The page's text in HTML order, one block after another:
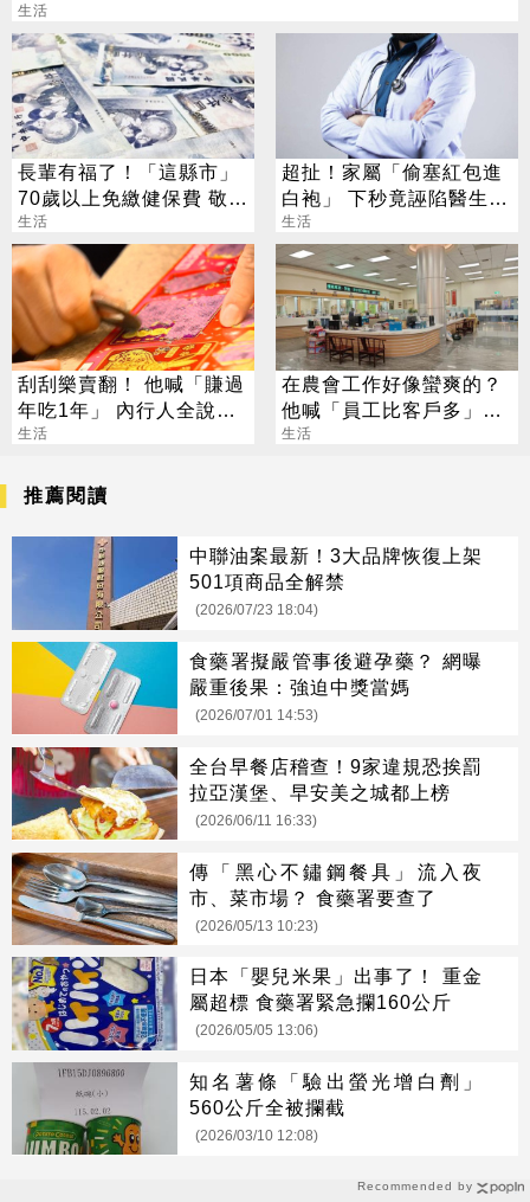
生活
長輩有福了！「這縣市」
70歲以上免繳健保費 敬老
金加碼到2000元
生活
超扯！家屬「偷塞紅包進
白袍」 下秒竟誣陷醫生收
賄
生活
刮刮樂賣翻！ 他喊「賺過
年吃1年」 內行人全說
了：生存不易
生活
在農會工作好像蠻爽的？
他喊「員工比客戶多」內
行人曝真相
生活
Recommended by
推薦閱讀
中聯油案最新！3大品牌恢復上架
501項商品全解禁
(2026/07/23 18:04)
食藥署擬嚴管事後避孕藥？ 網曝
嚴重後果：強迫中獎當媽
(2026/07/01 14:53)
全台早餐店稽查！9家違規恐挨罰
拉亞漢堡、早安美之城都上榜
(2026/06/11 16:33)
傳「黑心不鏽鋼餐具」流入夜
市、菜市場？ 食藥署要查了
(2026/05/13 10:23)
日本「嬰兒米果」出事了！ 重金
屬超標 食藥署緊急攔160公斤
(2026/05/05 13:06)
知名薯條「驗出螢光增白劑」
560公斤全被攔截
(2026/03/10 12:08)